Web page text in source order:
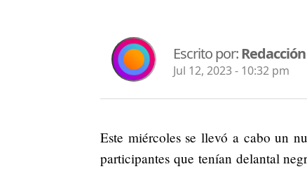
Escrito por:
Jul 12, 2023 - 10:32 pm
Este miércoles se llevó a cabo un
participantes que tenían delantal